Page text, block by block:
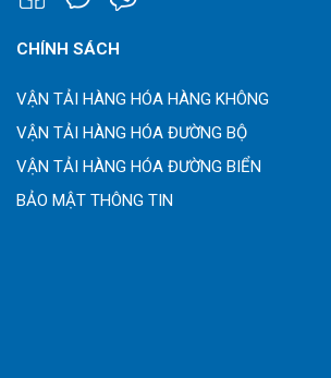
CHÍNH SÁCH
VẬN TẢI HÀNG HÓA HÀNG KHÔNG
VẬN TẢI HÀNG HÓA ĐƯỜNG BỘ
VẬN TẢI HÀNG HÓA ĐƯỜNG BIỂN
BẢO MẬT THÔNG TIN